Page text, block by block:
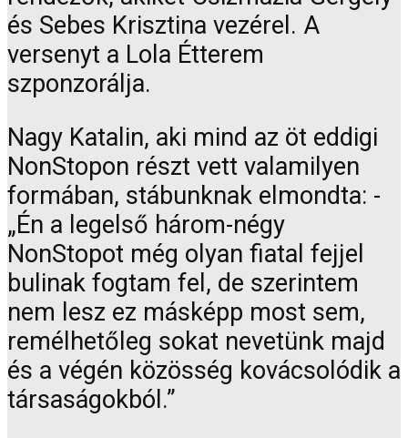
és Sebes Krisztina vezérel. A
versenyt a Lola Étterem
szponzorálja.
Nagy Katalin, aki mind az öt eddigi
NonStopon részt vett valamilyen
formában, stábunknak elmondta: -
„Én a legelső három-négy
NonStopot még olyan fiatal fejjel
bulinak fogtam fel, de szerintem
nem lesz ez másképp most sem,
remélhetőleg sokat nevetünk majd
és a végén közösség kovácsolódik a
társaságokból.”